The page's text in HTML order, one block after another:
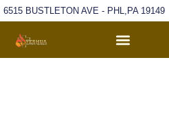
6515 BUSTLETON AVE - PHL,PA 19149